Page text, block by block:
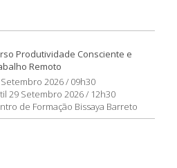
Produtividade Consciente e
Remoto
2026 / 09h30
29 Setembro 2026 / 12h30
de Formação Bissaya Barreto